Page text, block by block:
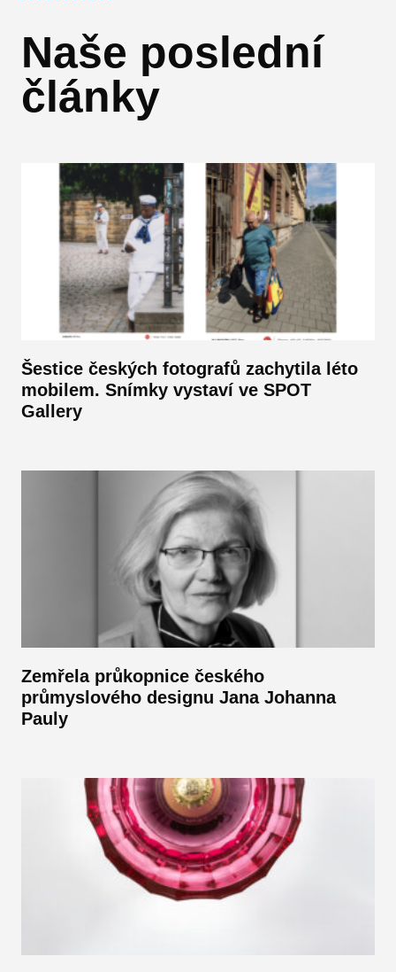
Naše poslední
články
Šestice českých fotografů zachytila léto
mobilem. Snímky vystaví ve SPOT
Gallery
Zemřela průkopnice českého
průmyslového designu Jana Johanna
Pauly